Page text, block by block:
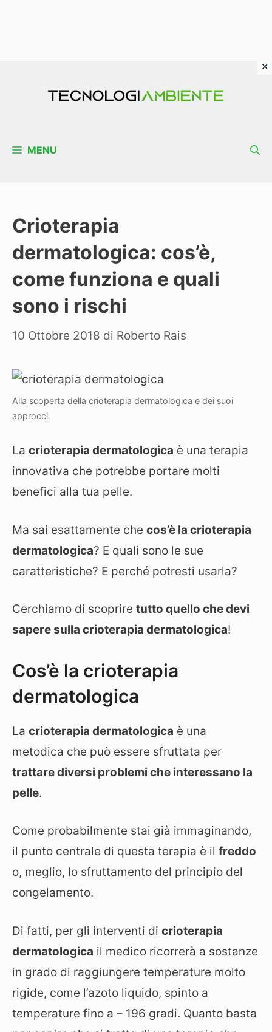
MENU
Crioterapia
dermatologica: cos’è,
come funziona e quali
sono i rischi
10 Ottobre 2018 di Roberto Rais
Alla scoperta della crioterapia dermatologica e dei suoi
approcci.
La crioterapia dermatologica è una terapia
innovativa che potrebbe portare molti
benefici alla tua pelle.
Ma sai esattamente che cos’è la crioterapia
dermatologica? E quali sono le sue
caratteristiche? E perché potresti usarla?
Cerchiamo di scoprire tutto quello che devi
sapere sulla crioterapia dermatologica!
Cos’è la crioterapia
dermatologica
La crioterapia dermatologica è una
metodica che può essere sfruttata per
trattare diversi problemi che interessano la
pelle.
Come probabilmente stai già immaginando,
il punto centrale di questa terapia è il freddo
o, meglio, lo sfruttamento del principio del
congelamento.
Di fatti, per gli interventi di crioterapia
dermatologica il medico ricorrerà a sostanze
in grado di raggiungere temperature molto
rigide, come l’azoto liquido, spinto a
temperature fino a – 196 gradi. Quanto basta